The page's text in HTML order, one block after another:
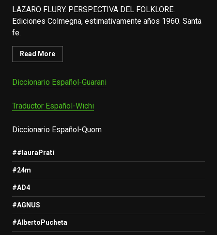
LAZARO FLURY. PERSPECTIVA DEL FOLKLORE.
Ediciones Colmegna, estimativamente años 1960. Santa
fe.
Read More
Diccionario Español-Guarani
Traductor Español-Wichi
Diccionario Español-Quom
##lauraPrati
#24m
#AD4
#AGNUS
#AlbertoPucheta